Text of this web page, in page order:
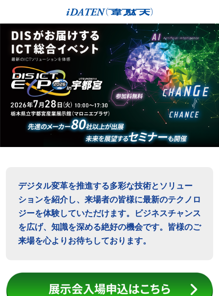
デジタル変革を推進する多彩な技術とソリュー
ションを紹介し、来場者の皆様に最新のテクノロ
ジーを体験していただけます。ビジネスチャンス
を広げ、知識を深める絶好の機会です。皆様のご
来場を心よりお待ちしております。